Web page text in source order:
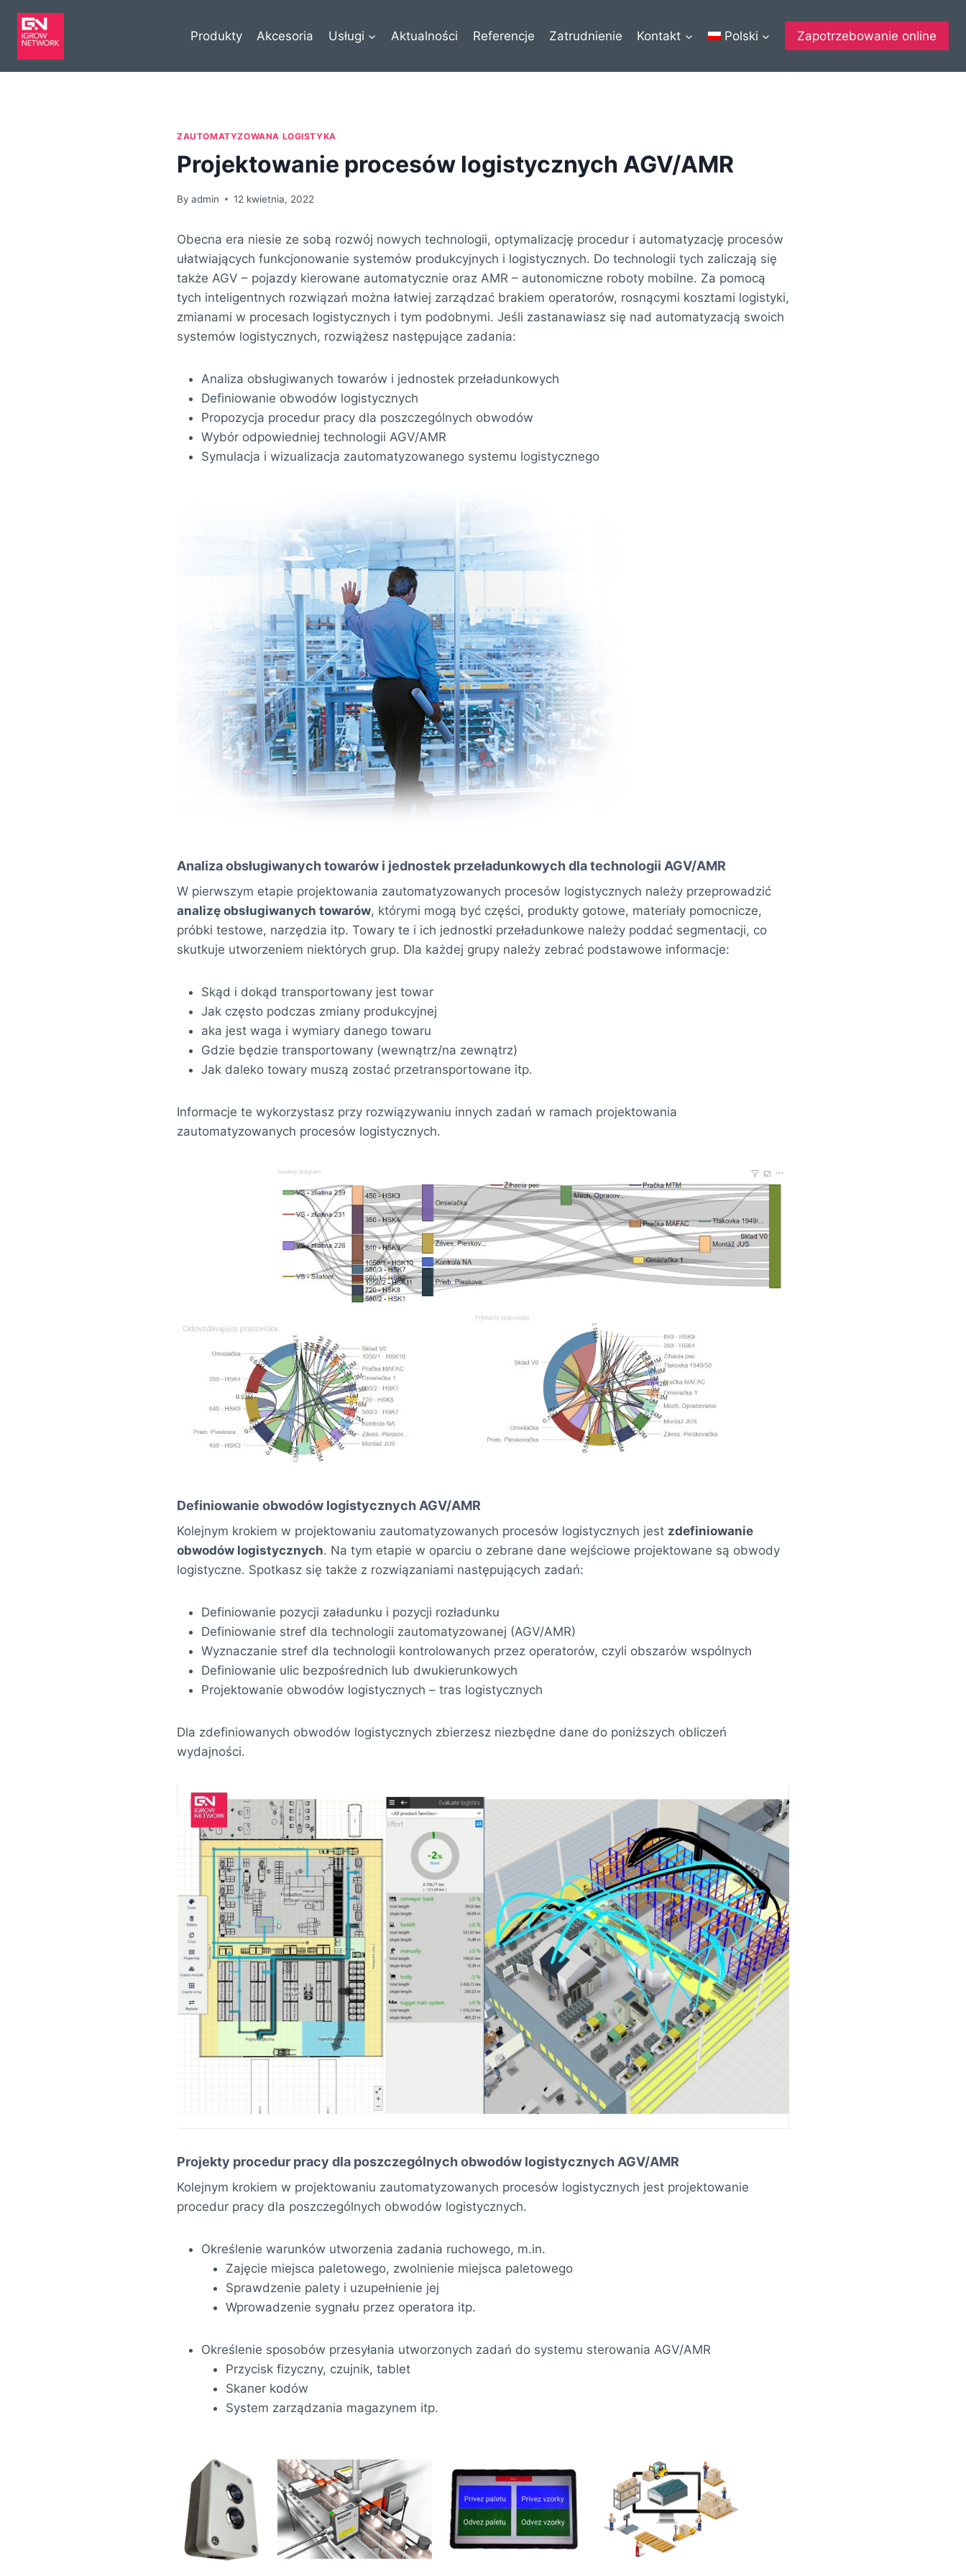
Produkty Akcesoria Usługi Aktualności Referencje Zatrudnienie Kontakt Polski Zapotrzebowanie online
ZAUTOMATYZOWANA LOGISTYKA
Projektowanie procesów logistycznych AGV/AMR
By admin 12 kwietnia, 2022
Obecna era niesie ze sobą rozwój nowych technologii, optymalizację procedur i automatyzację procesów
ułatwiających funkcjonowanie systemów produkcyjnych i logistycznych. Do technologii tych zaliczają się
także AGV – pojazdy kierowane automatycznie oraz AMR – autonomiczne roboty mobilne. Za pomocą
tych inteligentnych rozwiązań można łatwiej zarządzać brakiem operatorów, rosnącymi kosztami logistyki,
zmianami w procesach logistycznych i tym podobnymi. Jeśli zastanawiasz się nad automatyzacją swoich
systemów logistycznych, rozwiążesz następujące zadania:
Analiza obsługiwanych towarów i jednostek przeładunkowych
Definiowanie obwodów logistycznych
Propozycja procedur pracy dla poszczególnych obwodów
Wybór odpowiedniej technologii AGV/AMR
Symulacja i wizualizacja zautomatyzowanego systemu logistycznego
Analiza obsługiwanych towarów i jednostek przeładunkowych dla technologii AGV/AMR
W pierwszym etapie projektowania zautomatyzowanych procesów logistycznych należy przeprowadzić
analizę obsługiwanych towarów, którymi mogą być części, produkty gotowe, materiały pomocnicze,
próbki testowe, narzędzia itp. Towary te i ich jednostki przeładunkowe należy poddać segmentacji, co
skutkuje utworzeniem niektórych grup. Dla każdej grupy należy zebrać podstawowe informacje:
Skąd i dokąd transportowany jest towar
Jak często podczas zmiany produkcyjnej
aka jest waga i wymiary danego towaru
Gdzie będzie transportowany (wewnątrz/na zewnątrz)
Jak daleko towary muszą zostać przetransportowane itp.
Informacje te wykorzystasz przy rozwiązywaniu innych zadań w ramach projektowania
zautomatyzowanych procesów logistycznych.
Definiowanie obwodów logistycznych AGV/AMR
Kolejnym krokiem w projektowaniu zautomatyzowanych procesów logistycznych jest zdefiniowanie
obwodów logistycznych. Na tym etapie w oparciu o zebrane dane wejściowe projektowane są obwody
logistyczne. Spotkasz się także z rozwiązaniami następujących zadań:
Definiowanie pozycji załadunku i pozycji rozładunku
Definiowanie stref dla technologii zautomatyzowanej (AGV/AMR)
Wyznaczanie stref dla technologii kontrolowanych przez operatorów, czyli obszarów wspólnych
Definiowanie ulic bezpośrednich lub dwukierunkowych
Projektowanie obwodów logistycznych – tras logistycznych
Dla zdefiniowanych obwodów logistycznych zbierzesz niezbędne dane do poniższych obliczeń
wydajności.
Projekty procedur pracy dla poszczególnych obwodów logistycznych AGV/AMR
Kolejnym krokiem w projektowaniu zautomatyzowanych procesów logistycznych jest projektowanie
procedur pracy dla poszczególnych obwodów logistycznych.
Określenie warunków utworzenia zadania ruchowego, m.in.
Zajęcie miejsca paletowego, zwolnienie miejsca paletowego
Sprawdzenie palety i uzupełnienie jej
Wprowadzenie sygnału przez operatora itp.
Określenie sposobów przesyłania utworzonych zadań do systemu sterowania AGV/AMR
Przycisk fizyczny, czujnik, tablet
Skaner kodów
System zarządzania magazynem itp.